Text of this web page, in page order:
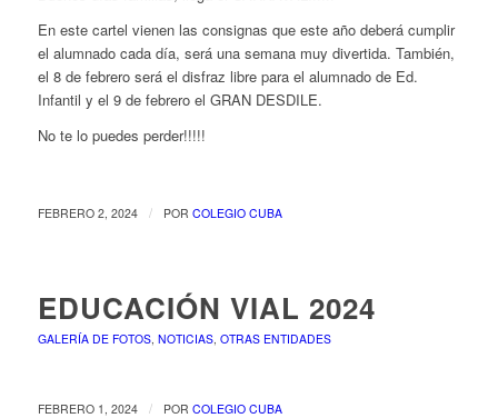
En este cartel vienen las consignas que este año deberá cumplir
el alumnado cada día, será una semana muy divertida. También,
el 8 de febrero será el disfraz libre para el alumnado de Ed.
Infantil y el 9 de febrero el GRAN DESDILE.
No te lo puedes perder!!!!!
FEBRERO 2, 2024 / POR COLEGIO CUBA
EDUCACIÓN VIAL 2024
GALERÍA DE FOTOS, NOTICIAS, OTRAS ENTIDADES
FEBRERO 1, 2024 / POR COLEGIO CUBA